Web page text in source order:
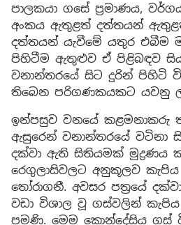
පාලකයා ගසේ ප්‍රමාණය,
අංකය ඇතුළත් දත්තයන්
දත්තයන් යැවීමේ යතුර එබීම
පිහිටීම ඇතුළුව ඒ පිළිබඳව
වනාන්තරයේ සිට දුරින් පිහිටි
තිබෙන පරිගණකයකට යවනු
ඉන්පසුව වනයේ කළමනාකරු
ඇසුරෙන් වනාන්තරයේ වටිනා
දක්වා ඇති සිතියමක් මුද්‍රණය
රෙගුලාසිවලට අනුකූලව
තෝරාගනී. අවසර පත්‍රයේ
වඩා විශාල වූ ගස්වලින්
පමණි. මෙම කොන්දේසිය ගස්